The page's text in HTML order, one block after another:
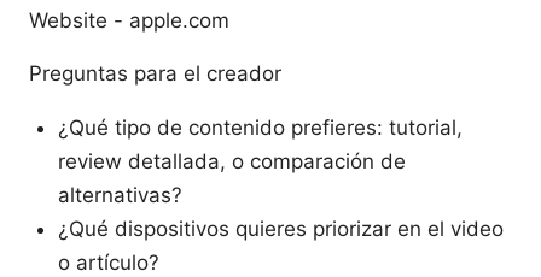
Website - apple.com
Preguntas para el creador
¿Qué tipo de contenido prefieres: tutorial,
review detallada, o comparación de
alternativas?
¿Qué dispositivos quieres priorizar en el video
o artículo?